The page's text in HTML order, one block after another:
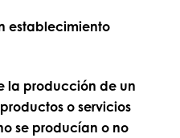
establecimiento
la producción de un
o servicios
se producían o no